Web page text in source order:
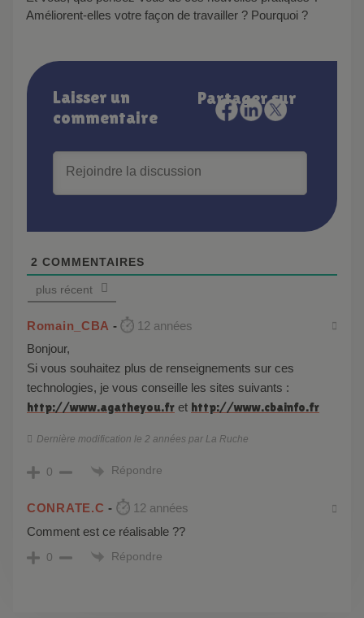
Améliorent-elles votre façon de travailler ? Pourquoi ?
Laisser un
commentaire
Partager sur
2 COMMENTAIRES
plus récent
Romain_CBA
12 années
Bonjour,
Si vous souhaitez plus de renseignements sur ces
technologies, je vous conseille les sites suivants :
http://www.agatheyou.fr et http://www.cbainfo.fr
Dernière modification le 2 années par La Ruche
0 Répondre
CONRATE.C
12 années
comment est ce réalisable ??
0 Répondre